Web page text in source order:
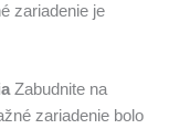
zariadenie je
Zabudnite na
zariadenie bolo